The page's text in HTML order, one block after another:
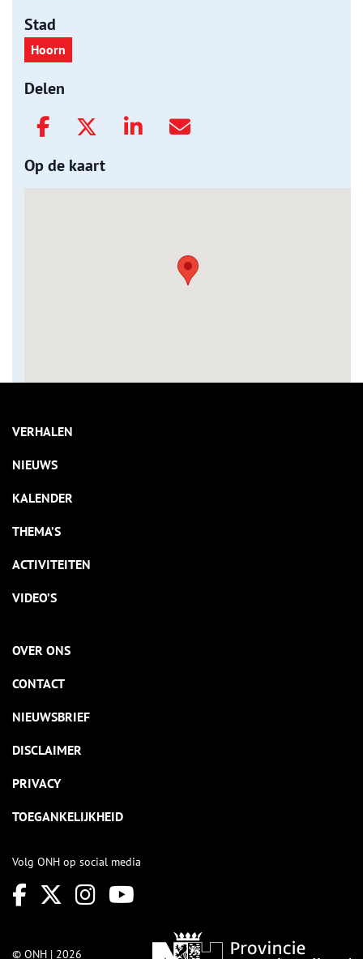
Stad
Hoorn
Delen
Op de kaart
VERHALEN
NIEUWS
KALENDER
THEMA’S
ACTIVITEITEN
VIDEO’S
OVER ONS
CONTACT
NIEUWSBRIEF
DISCLAIMER
PRIVACY
TOEGANKELIJKHEID
Volg ONH op social media
© ONH | 2026